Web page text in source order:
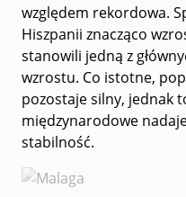
względem rekordowa.
Hiszpanii znacząco
stanowili jedną z
wzrostu. Co istotne,
pozostaje silny, jednak
międzynarodowe
stabilność.